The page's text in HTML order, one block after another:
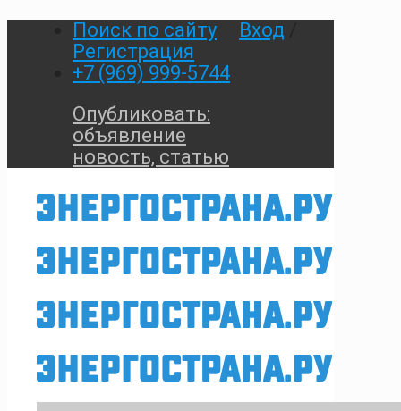
Поиск по сайту Вход
Регистрация
+7 (969) 999-5744
Опубликовать:
объявление
новость, статью